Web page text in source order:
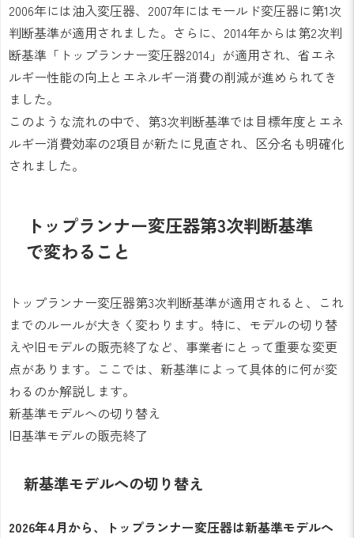
2006年には油入変圧器、2007年にはモールド変圧器に第1次
判断基準が適用されました。さらに、2014年からは第2次判
断基準「トップランナー変圧器2014」が適用され、省エネ
ルギー性能の向上とエネルギー消費の削減が進められてき
ました。
このような流れの中で、第3次判断基準では目標年度とエネ
ルギー消費効率の2項目が新たに見直され、区分名も明確化
されました。
トップランナー変圧器第3次判断基準
で変わること
トップランナー変圧器第3次判断基準が適用されると、これ
までのルールが大きく変わります。特に、モデルの切り替
えや旧モデルの販売終了など、事業者にとって重要な変更
点があります。ここでは、新基準によって具体的に何が変
わるのか解説します。
新基準モデルへの切り替え
旧基準モデルの販売終了
新基準モデルへの切り替え
2026年4月から、トップランナー変圧器は新基準モデルへ